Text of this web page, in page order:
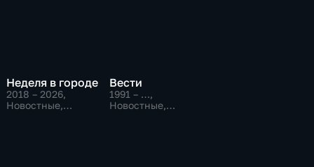
Неделя в городе
2018 – 2026,
Новостные,
Вести
1991 – …,
Новостные,